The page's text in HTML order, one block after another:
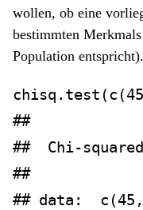
wollen, ob eine
bestimmten
Population entspricht).
chisq.test (c (45
##
##  Chi-
##
## data: